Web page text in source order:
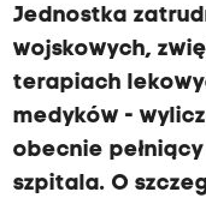
Jednostka
wojskowych,
terapiach
medyków -
obecnie
szpitala. O